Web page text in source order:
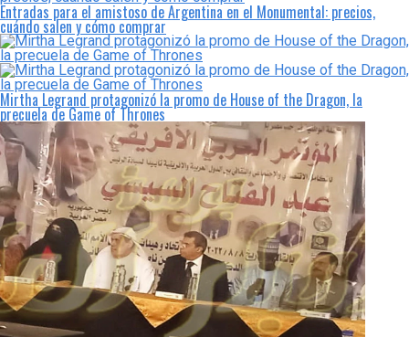
Entradas para el amistoso de Argentina en el Monumental: precios,
cuándo salen y cómo comprar
Mirtha Legrand protagonizó la promo de House of the Dragon, la
precuela de Game of Thrones